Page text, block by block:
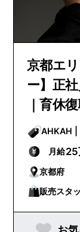
京都エ
ー】正
｜育休
月給25
京都府
販売スタ